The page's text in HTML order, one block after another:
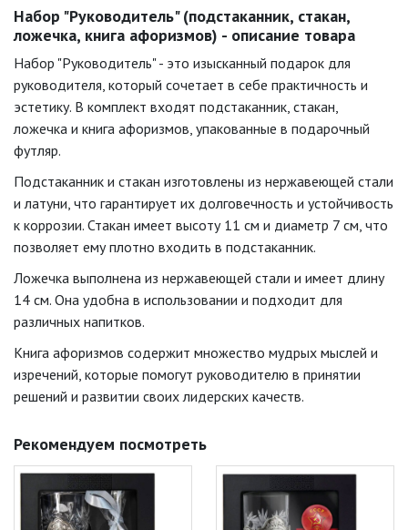
Набор "Руководитель" (подстаканник, стакан,
ложечка, книга афоризмов) - описание товара
Набор "Руководитель" - это изысканный подарок для
руководителя, который сочетает в себе практичность и
эстетику. В комплект входят подстаканник, стакан,
ложечка и книга афоризмов, упакованные в подарочный
футляр.
Подстаканник и стакан изготовлены из нержавеющей стали
и латуни, что гарантирует их долговечность и устойчивость
к коррозии. Стакан имеет высоту 11 см и диаметр 7 см, что
позволяет ему плотно входить в подстаканник.
Ложечка выполнена из нержавеющей стали и имеет длину
14 см. Она удобна в использовании и подходит для
различных напитков.
Книга афоризмов содержит множество мудрых мыслей и
изречений, которые помогут руководителю в принятии
решений и развитии своих лидерских качеств.
Рекомендуем посмотреть